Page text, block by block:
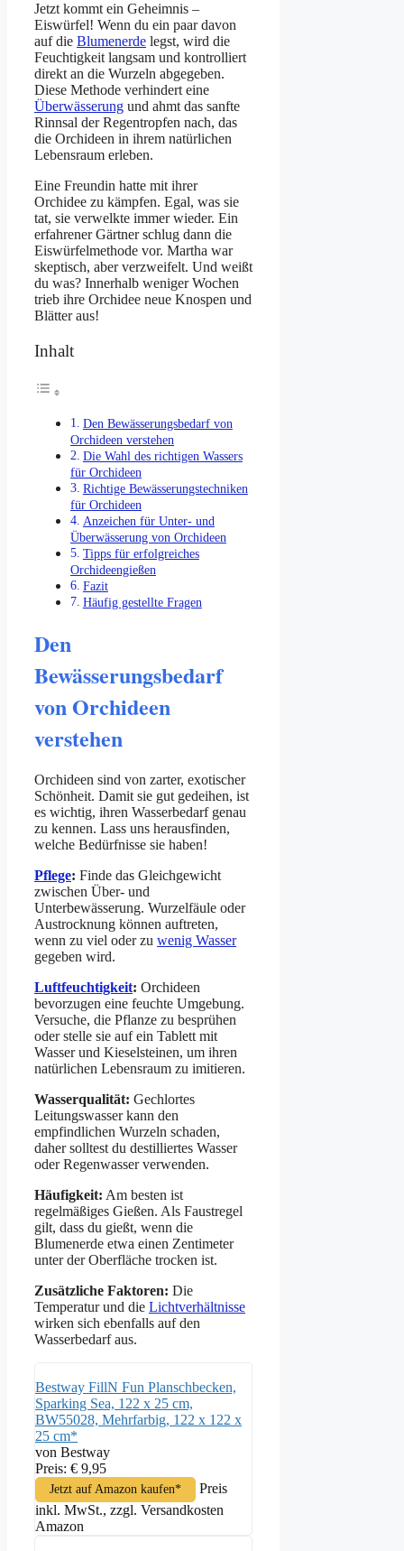
Jetzt kommt ein Geheimnis –
Eiswürfel! Wenn du ein paar davon
auf die Blumenerde legst, wird die
Feuchtigkeit langsam und kontrolliert
direkt an die Wurzeln abgegeben.
Diese Methode verhindert eine
Überwässerung und ahmt das sanfte
Rinnsal der Regentropfen nach, das
die Orchideen in ihrem natürlichen
Lebensraum erleben.
Eine Freundin hatte mit ihrer
Orchidee zu kämpfen. Egal, was sie
tat, sie verwelkte immer wieder. Ein
erfahrener Gärtner schlug dann die
Eiswürfelmethode vor. Martha war
skeptisch, aber verzweifelt. Und weißt
du was? Innerhalb weniger Wochen
trieb ihre Orchidee neue Knospen und
Blätter aus!
Inhalt
Den Bewässerungsbedarf von
Orchideen verstehen
Die Wahl des richtigen Wassers
für Orchideen
Richtige Bewässerungstechniken
für Orchideen
Anzeichen für Unter- und
Überwässerung von Orchideen
Tipps für erfolgreiches
Orchideengießen
Fazit
Häufig gestellte Fragen
Den
Bewässerungsbedarf
von Orchideen
verstehen
Orchideen sind von zarter, exotischer
Schönheit. Damit sie gut gedeihen, ist
es wichtig, ihren Wasserbedarf genau
zu kennen. Lass uns herausfinden,
welche Bedürfnisse sie haben!
Pflege: Finde das Gleichgewicht
zwischen Über- und
Unterbewässerung. Wurzelfäule oder
Austrocknung können auftreten,
wenn zu viel oder zu wenig Wasser
gegeben wird.
Luftfeuchtigkeit: Orchideen
bevorzugen eine feuchte Umgebung.
Versuche, die Pflanze zu besprühen
oder stelle sie auf ein Tablett mit
Wasser und Kieselsteinen, um ihren
natürlichen Lebensraum zu imitieren.
Wasserqualität: Gechlortes
Leitungswasser kann den
empfindlichen Wurzeln schaden,
daher solltest du destilliertes Wasser
oder Regenwasser verwenden.
Häufigkeit: Am besten ist
regelmäßiges Gießen. Als Faustregel
gilt, dass du gießt, wenn die
Blumenerde etwa einen Zentimeter
unter der Oberfläche trocken ist.
Zusätzliche Faktoren: Die
Temperatur und die Lichtverhältnisse
wirken sich ebenfalls auf den
Wasserbedarf aus.
Bestway FillN Fun Planschbecken,
Sparking Sea, 122 x 25 cm,
BW55028, Mehrfarbig, 122 x 122 x
25 cm*
von Bestway
Preis: € 9,95
Jetzt auf Amazon kaufen*
Preis
inkl. MwSt., zzgl. Versandkosten
Amazon